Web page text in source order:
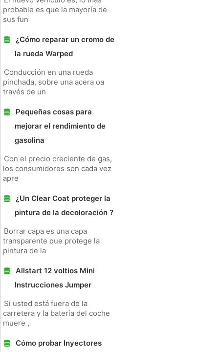
probable es que la mayoría de
sus fun
¿Cómo reparar un cromo de
la rueda Warped
Conducción en una rueda
pinchada, sobre una acera oa
través de un
Pequeñas cosas para
mejorar el rendimiento de
gasolina
Con el precio creciente de gas,
los consumidores son cada vez
apre
¿Un Clear Coat proteger la
pintura de la decoloración ?
Borrar capa es una capa
transparente que protege la
pintura de la
Allstart 12 voltios Mini
Instrucciones Jumper
Si usted está fuera de la
carretera y la batería del coche
muere ,
Cómo probar Inyectores